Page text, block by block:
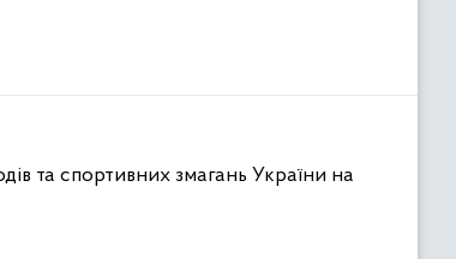
та спортивних змагань України на